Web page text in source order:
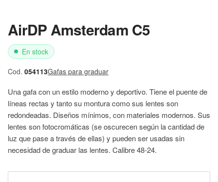
AirDP Amsterdam C5
En stock
Cod. 054113Gafas para graduar
Una gafa con un estilo moderno y deportivo. Tiene el puente de
líneas rectas y tanto su montura como sus lentes son
redondeadas. Diseños mínimos, con materiales modernos. Sus
lentes son fotocromáticas (se oscurecen según la cantidad de
luz que pase a través de ellas) y pueden ser usadas sin
necesidad de graduar las lentes. Calibre 48-24.